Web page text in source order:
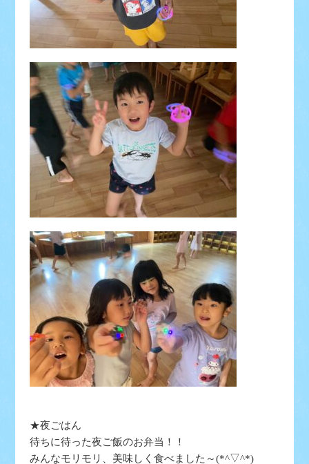
★夜ごはん
待ちに待った夜ご飯のお弁当！！
みんなモリモリ、美味しく食べました～(*^▽^*)